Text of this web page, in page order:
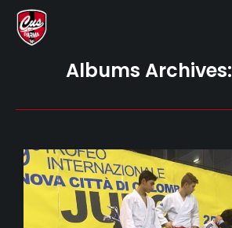
Albums Archives: